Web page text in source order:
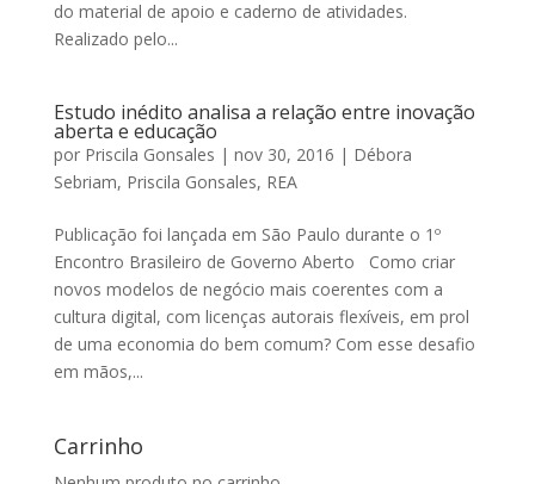
do material de apoio e caderno de atividades.
Realizado pelo...
Estudo inédito analisa a relação entre inovação
aberta e educação
por Priscila Gonsales | nov 30, 2016 | Débora
Sebriam, Priscila Gonsales, REA
Publicação foi lançada em São Paulo durante o 1º
Encontro Brasileiro de Governo Aberto Como criar
novos modelos de negócio mais coerentes com a
cultura digital, com licenças autorais flexíveis, em prol
de uma economia do bem comum? Com esse desafio
em mãos,...
Carrinho